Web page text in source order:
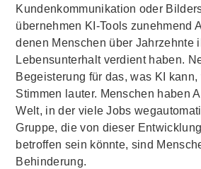
Kundenkommunikation oder
übernehmen KI-Tools zunehmend
denen Menschen über Jahrzehnte
Lebensunterhalt verdient haben.
Begeisterung für das, was KI
Stimmen lauter. Menschen haben
Welt, in der viele Jobs
Gruppe, die von dieser
betroffen sein könnte, sind
Behinderung.